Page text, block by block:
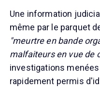
Une information
même par le parquet
"meurtre en bande
malfaiteurs en vue de
investigations
rapidement permis